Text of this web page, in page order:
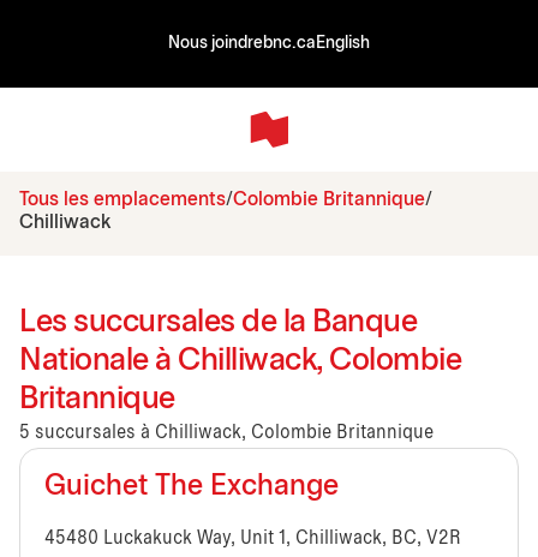
Nous joindrebnc.ca English
Tous les emplacements Colombie Britannique
Chilliwack
Les succursales de la Banque
Nationale à Chilliwack, Colombie
Britannique
5 succursales à Chilliwack, Colombie Britannique
Guichet The Exchange
45480 Luckakuck Way, Unit 1, Chilliwack, BC, V2R